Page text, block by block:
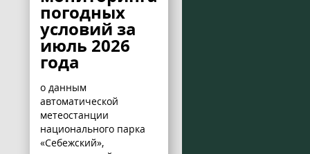
погодных
условий за
июль 2026
года
о данным
автоматической
метеостанции
национального парка
«Себежский»,